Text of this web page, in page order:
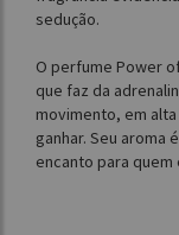
sedução.
O perfume Power
que faz da
movimento, em
ganhar. Seu
encanto para